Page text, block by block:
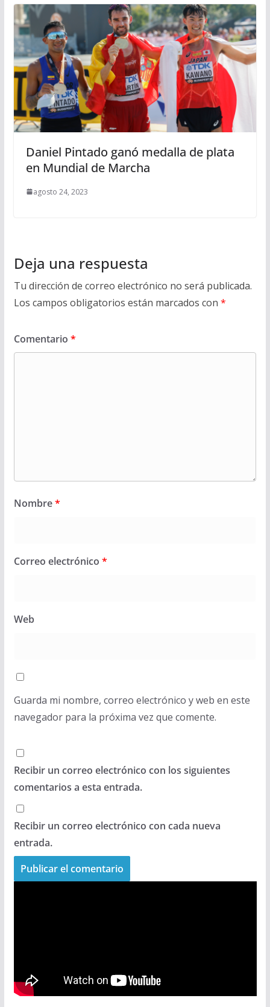
Daniel Pintado ganó medalla de plata
en Mundial de Marcha
agosto 24, 2023
Deja una respuesta
Tu dirección de correo electrónico no será publicada.
Los campos obligatorios están marcados con *
Comentario *
Nombre*
Correo electrónico *
Web
Guarda mi nombre, correo electrónico y web en este
navegador para la próxima vez que comente.
Recibir un correo electrónico con los siguientes
comentarios a esta entrada.
Recibir un correo electrónico con cada nueva
entrada.